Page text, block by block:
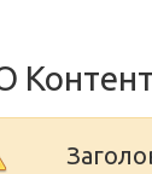
Контент